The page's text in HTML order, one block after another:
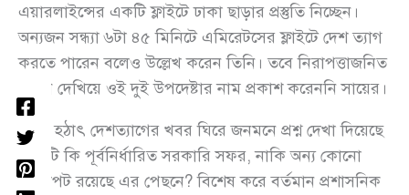
এয়ারলাইন্সের একটি ফ্লাইটে ঢাকা ছাড়ার প্রস্তুতি নিচ্ছেন।
অন্যজন সন্ধ্যা ৬টা ৪৫ মিনিটে এমিরেটসের ফ্লাইটে দেশ ত্যাগ
করতে পারেন বলেও উল্লেখ করেন তিনি। তবে নিরাপত্তাজনিত
কারণ দেখিয়ে ওই দুই উপদেষ্টার নাম প্রকাশ করেননি সায়ের।
এমন হঠাৎ দেশত্যাগের খবর ঘিরে জনমনে প্রশ্ন দেখা দিয়েছে
—এটি কি পূর্বনির্ধারিত সরকারি সফর, নাকি অন্য কোনো
প্রেক্ষাপট রয়েছে এর পেছনে? বিশেষ করে বর্তমান প্রশাসনিক